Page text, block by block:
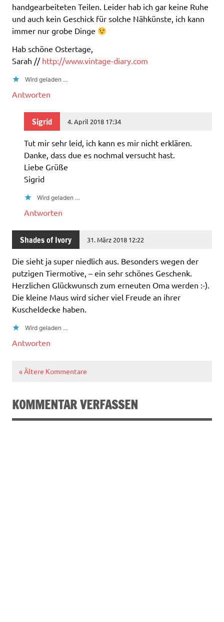
handgearbeiteten Teilen. Leider hab ich gar keine Ruhe
und auch kein Geschick für solche Nähkünste, ich kann
immer nur grobe Dinge
Hab schöne Ostertage,
Sarah // http://www.vintage-diary.com
Wird geladen …
Antworten
Sigrid 4. April 2018 17:34
Tut mir sehr leid, ich kann es mir nicht erklären.
Danke, dass due es nochmal versucht hast.
Liebe Grüße
Sigrid
Wird geladen …
Antworten
Shades of Ivory 31. März 2018 12:22
Die sieht ja super niedlich aus. Besonders wegen der
putzigen Tiermotive, – ein sehr schönes Geschenk.
Herzlichen Glückwunsch zum erneuten Oma werden :-).
Die kleine Maus wird sicher viel Freude an ihrer
Kuscheldecke haben.
Wird geladen …
Antworten
« Ältere Kommentare
KOMMENTAR VERFASSEN